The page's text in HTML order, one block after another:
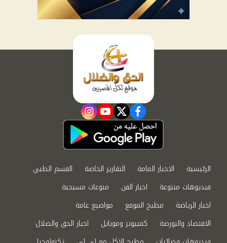
facebook
twitter
youtube
instagram
الرئيسية الاخبار العامة التقارير الخاصة
القسم الطبي
فيديوهات متنوعة
اخبار الفن
منوعات مسيحية
اخبار الرياضة
مطبخ الموقع
مواضيع عامة
الاقتصاد والبورصة
كمبيوتر وموبايل
اخبار الحق والضلال